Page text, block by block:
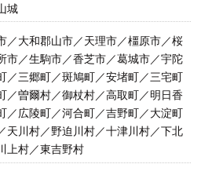
城
／大和郡山市／天理市／橿原市／桜
市／生駒市／香芝市／葛城市／宇陀
／三郷町／斑鳩町／安堵町／三宅町
／曽爾村／御杖村／高取町／明日香
／広陵町／河合町／吉野町／大淀町
天川村／野迫川村／十津川村／下北
上村／東吉野村